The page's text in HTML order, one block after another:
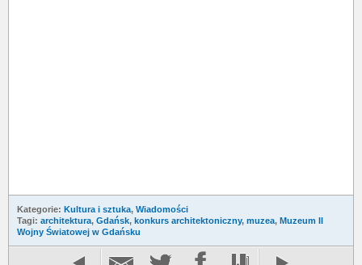
Kategorie: Kultura i sztuka, Wiadomości
Tagi: architektura, Gdańsk, konkurs architektoniczny, muzea, Muzeum II
Wojny Światowej w Gdańsku